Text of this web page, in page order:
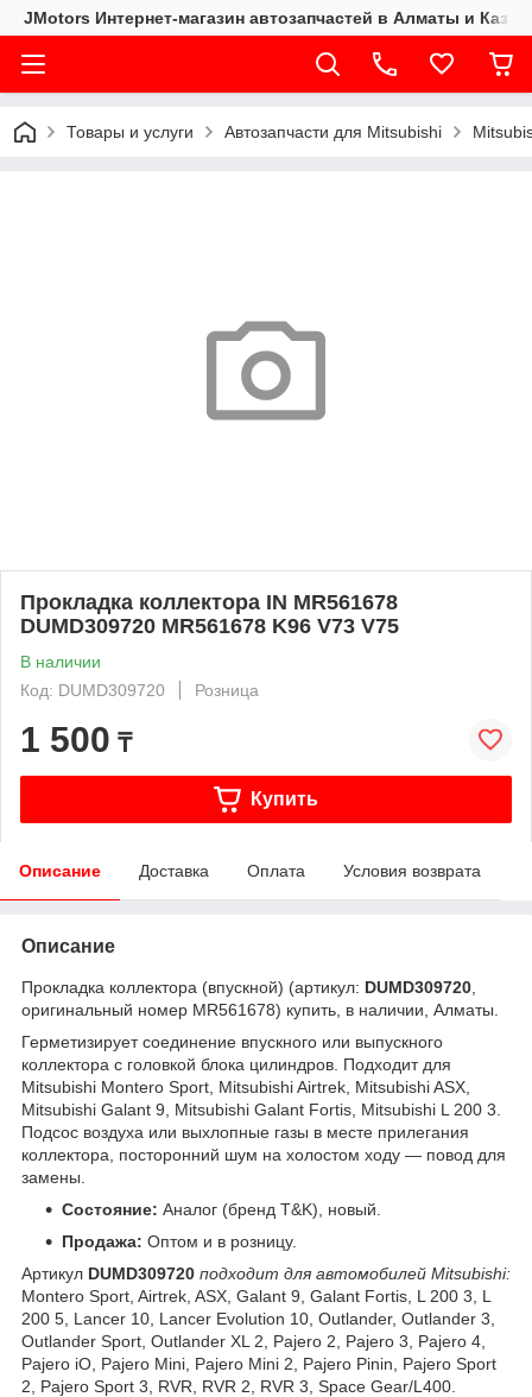
JMotors Интернет-магазин автозапчастей в Алматы и
Товары и услуги Автозапчасти для Mitsubishi
Прокладка коллектора IN MR561678
DUMD309720 MR561678 K96 V73 V75
В наличии
Код: DUMD309720
Розница
1 500 ₸
Купить
Описание Доставка Оплата Условия возврата
Описание
Прокладка коллектора (впускной) (артикул: DUMD309720
оригинальный номер MR561678) купить, в наличии, Алматы.
Герметизирует соединение впускного или выпускного
коллектора с головкой блока цилиндров. Подходит для
Mitsubishi Montero Sport, Mitsubishi Airtrek, Mitsubishi ASX,
Mitsubishi Galant 9, Mitsubishi Galant Fortis, Mitsubishi L 200 3.
Подсос воздуха или выхлопные газы в месте прилегания
коллектора, посторонний шум на холостом ходу — повод для
замены.
Состояние: Аналог (бренд T&K), новый.
Продажа: Оптом и в розницу.
Артикул DUMD309720 подходит для автомобилей Mitsubishi:
Montero Sport, Airtrek, ASX, Galant 9, Galant Fortis, L 200 3, L
200 5, Lancer 10, Lancer Evolution 10, Outlander, Outlander 3,
Outlander Sport, Outlander XL 2, Pajero 2, Pajero 3, Pajero 4,
Pajero iO, Pajero Mini, Pajero Mini 2, Pajero Pinin, Pajero Sport
2, Pajero Sport 3, RVR, RVR 2, RVR 3, Space Gear/L400.